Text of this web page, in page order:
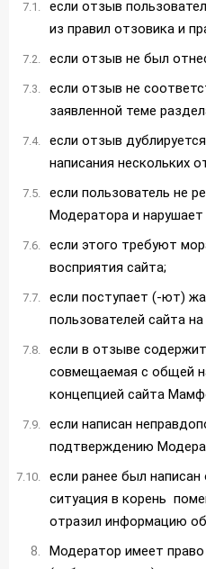
если отзыв
из правил отзовика и
если отзыв не был
если отзыв не
заявленной теме
если отзыв
написания нескольких
если пользователь не
Модератора и нарушает
если этого требуют
восприятия сайта;
если поступает (-ют)
пользователей сайта
если в отзыве
совмещаемая с общей
концепцией сайта
если написан
подтверждению
если ранее был
ситуация в корень
отразил информацию
Модератор имеет право